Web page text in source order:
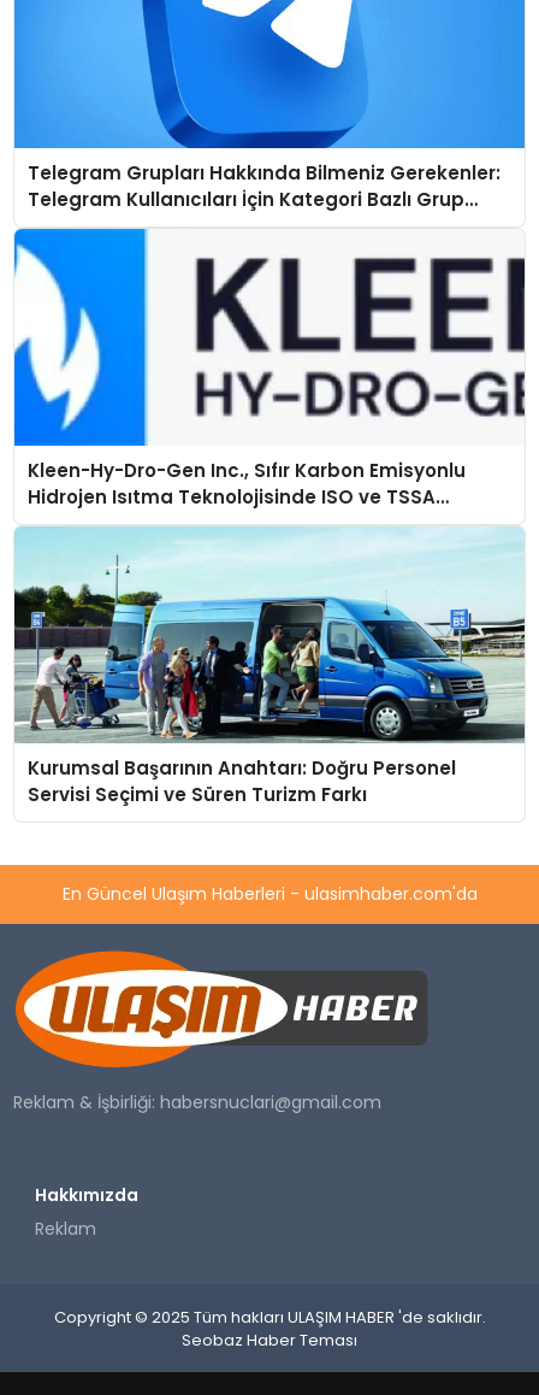
Telegram Grupları Hakkında Bilmeniz Gerekenler:
Telegram Kullanıcıları İçin Kategori Bazlı Grup
Rehberi
Kleen-Hy-Dro-Gen Inc., Sıfır Karbon Emisyonlu
Hidrojen Isıtma Teknolojisinde ISO ve TSSA
Düzenleyici Onaylarını Aldı
Kurumsal Başarının Anahtarı: Doğru Personel
Servisi Seçimi ve Süren Turizm Farkı
En Güncel Ulaşım Haberleri - ulasimhaber.com'da
Reklam & İşbirliği:habersnuclari@gmail.com
Hakkımızda
Reklam
Copyright © 2025 Tüm hakları ULAŞIM HABER 'de saklıdır.
Seobaz Haber Teması